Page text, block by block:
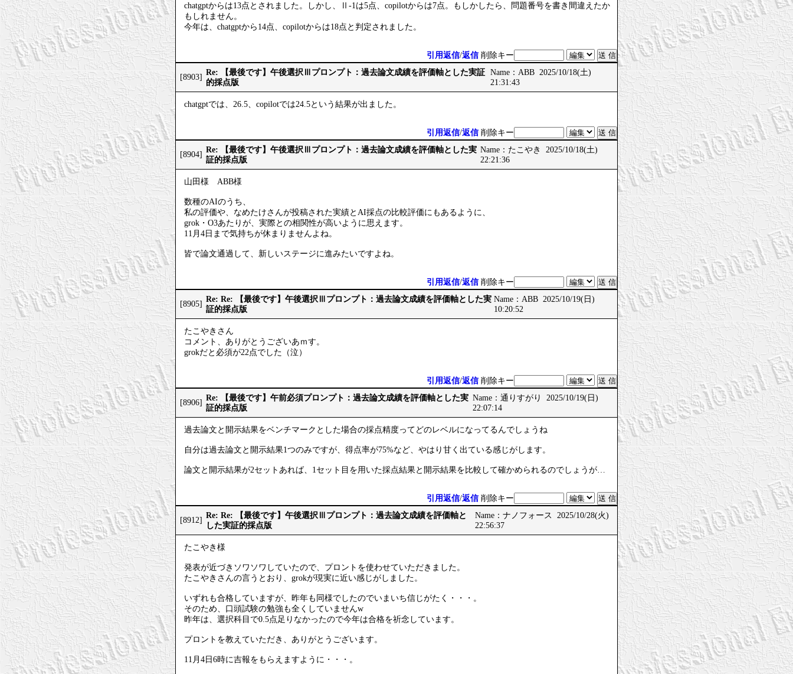
chatgptからは13点とされました。しかし、Ⅱ-1は5点、copilotからは7点。もしかしたら、問題番号を書き間違えたか
もしれません。
今年は、chatgptから14点、copilotからは18点と判定されました。
引用返信/返信 削除キー
[8903]
Re: 【最後です】午後選択Ⅲプロンプト：過去論文成績を評価軸とした実証
的採点版
Name：ABB 2025/10/18(土)
21:31:43
chatgptでは、26.5、copilotでは24.5という結果が出ました。
引用返信/返信 削除キー
[8904]
Re: 【最後です】午後選択Ⅲプロンプト：過去論文成績を評価軸とした実
証的採点版
Name：たこやき 2025/10/18(土)
22:21:36
山田様 ABB様
数種のAIのうち、
私の評価や、なめたけさんが投稿された実績とAI採点の比較評価にもあるように、
grok・O3あたりが、実際との相関性が高いように思えます。
11月4日まで気持ちが休まりませんよね。
皆で論文通過して、新しいステージに進みたいですよね。
引用返信/返信 削除キー
[8905]
Re: Re: 【最後です】午後選択Ⅲプロンプト：過去論文成績を評価軸とした実
証的採点版
Name：ABB 2025/10/19(日)
10:20:52
たこやきさん
コメント、ありがとうございあｍす。
grokだと必須が22点でした（泣）
引用返信/返信 削除キー
[8906]
Re: 【最後です】午前必須プロンプト：過去論文成績を評価軸とした実
証的採点版
Name：通りすがり 2025/10/19(日)
22:07:14
過去論文と開示結果をベンチマークとした場合の採点精度ってどのレベルになってるんでしょうね
自分は過去論文と開示結果1つのみですが、得点率が75%など、やはり甘く出ている感じがします。
論文と開示結果が2セットあれば、1セット目を用いた採点結果と開示結果を比較して確かめられるのでしょうが…
引用返信/返信 削除キー
[8912]
Re: Re: 【最後です】午後選択Ⅲプロンプト：過去論文成績を評価軸と
した実証的採点版
Name：ナノフォース 2025/10/28(火)
22:56:37
たこやき様
発表が近づきソワソワしていたので、プロントを使わせていただきました。
たこやきさんの言うとおり、grokが現実に近い感じがしました。
いずれも合格していますが、昨年も同様でしたのでいまいち信じがたく・・・。
そのため、口頭試験の勉強も全くしていませんw
昨年は、選択科目で0.5点足りなかったので今年は合格を祈念しています。
プロントを教えていただき、ありがとうございます。
11月4日6時に吉報をもらえますように・・・。